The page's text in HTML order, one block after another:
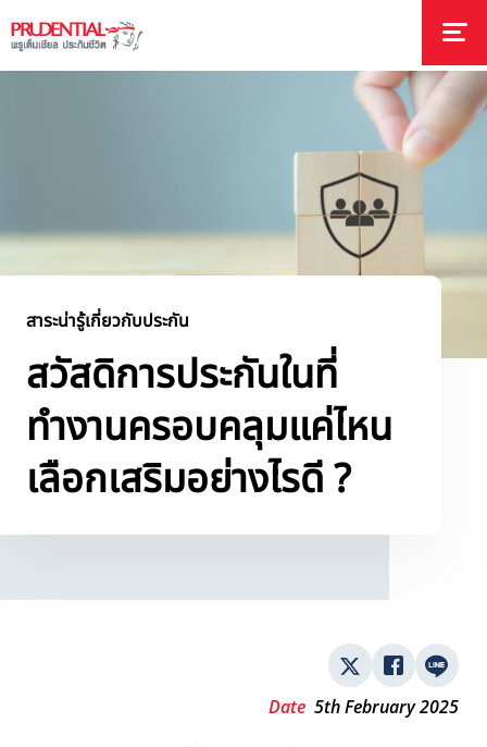
สาระน่ารู้เกี่ยวกับประกัน
สวัสดิการประกันในที่
ทำงานครอบคลุมแค่ไหน
เลือกเสริมอย่างไรดี ?
Date 5th February 2025